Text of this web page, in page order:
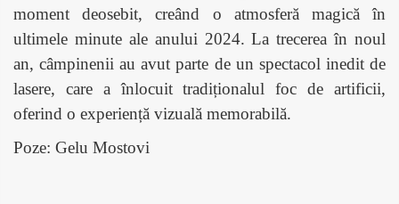
moment deosebit, creând o atmosferă magică în
ultimele minute ale anului 2024. La trecerea în noul
an, câmpinenii au avut parte de un spectacol inedit de
lasere, care a înlocuit tradiționalul foc de artificii,
oferind o experiență vizuală memorabilă.
Poze: Gelu Mostovi